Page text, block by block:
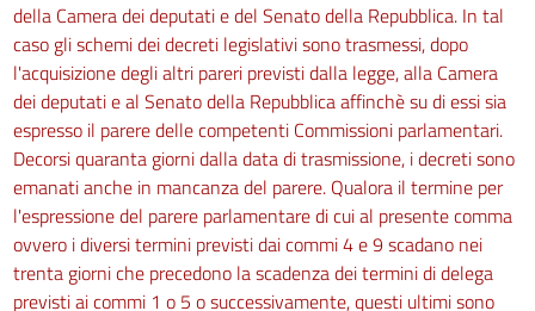
della Camera dei deputati e del Senato della Repubblica. In tal
caso gli schemi dei decreti legislativi sono trasmessi, dopo
l'acquisizione degli altri pareri previsti dalla legge, alla Camera
dei deputati e al Senato della Repubblica affinchè su di essi sia
espresso il parere delle competenti Commissioni parlamentari.
Decorsi quaranta giorni dalla data di trasmissione, i decreti sono
emanati anche in mancanza del parere. Qualora il termine per
l'espressione del parere parlamentare di cui al presente comma
ovvero i diversi termini previsti dai commi 4 e 9 scadano nei
trenta giorni che precedono la scadenza dei termini di delega
previsti ai commi 1 o 5 o successivamente, questi ultimi sono